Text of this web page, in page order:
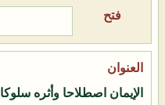
الإيمان اصطلاحا وأثره سلوكا